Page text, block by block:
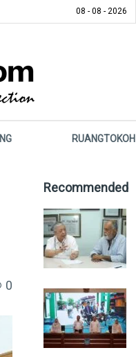
08 - 08 - 2026
RUANGTOKOH
0
Recommended